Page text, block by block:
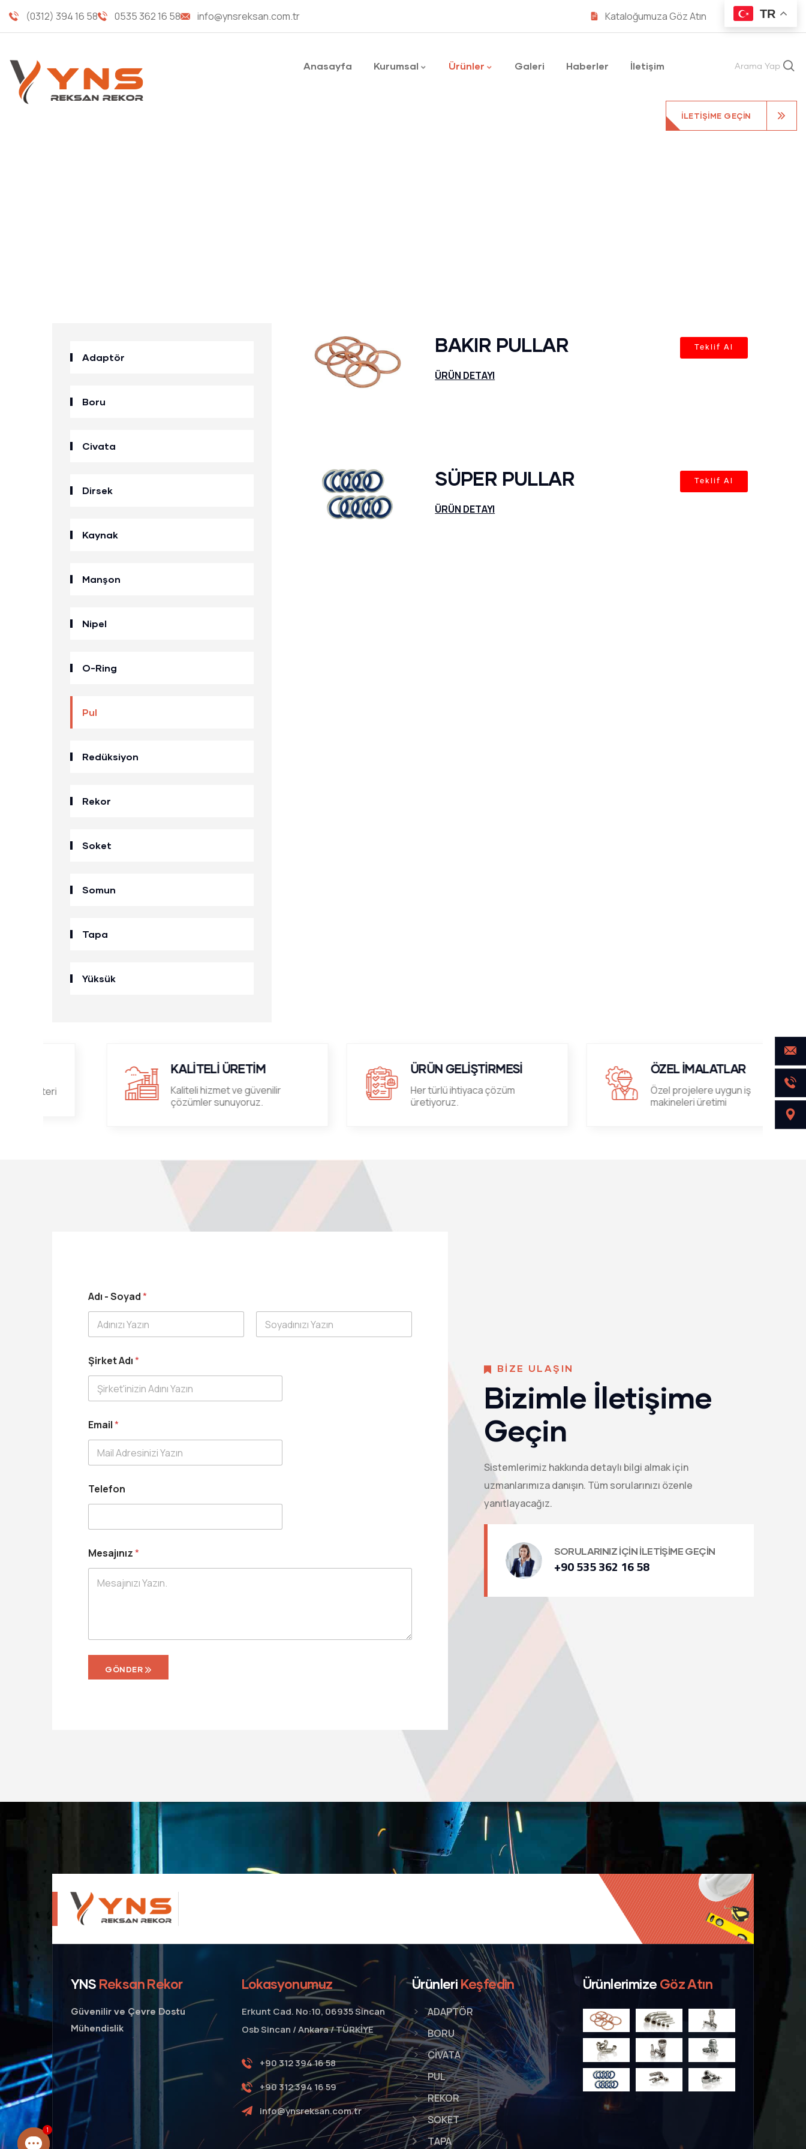
(0312) 394 16 58 0535 362 16 58 info@ynsreksan.com.tr Kataloğumuza Göz Atın TR
Anasayfa Kurumsal Ürünler Galeri Haberler İletişim Arama Yap
İLETIŞIME GEÇIN
Adaptör
Boru
Civata
Dirsek
Kaynak
Manşon
Nipel
O-Ring
Pul
Redüksiyon
Rekor
Soket
Somun
Tapa
Yüksük
BAKIR PULLAR Teklif Al
ÜRÜN DETAYI
SÜPER PULLAR Teklif Al
ÜRÜN DETAYI
KALİTELİ ÜRETİM
Kaliteli hizmet ve güvenilir
çözümler sunuyoruz.
ÜRÜN GELİŞTİRMESİ
Her türlü ihtiyaca çözüm
üretiyoruz.
ÖZEL İMALATLAR
Özel projelere uygun iş
makineleri üretimi
A
d
Ş
r
k
e
Adı - Soyad*
Şirket Adı*
Ş
i
k
t
*
Email*
Telefon
Mesajınız*
GÖNDER
BİZE ULAŞIN
Bizimle İletişime
Geçin
Sistemlerimiz hakkında detaylı bilgi almak için
uzmanlarımıza danışın. Tüm sorularınızı özenle
yanıtlayacağız.
SORULARINIZ İÇİN İLETİŞİME GEÇİN
+90 535 362 16 58
YNS Reksan Rekor
Güvenilir ve Çevre Dostu
Mühendislik
Lokasyonumuz
Erkunt Cad. No:10, 06935 Sincan
Osb Sincan / Ankara / TÜRKİYE
+90 312 394 16 58
+90 312 394 16 59
info@ynsreksan.com.tr
Ürünleri Keşfedin
ADAPTÖR
BORU
CİVATA
PUL
REKOR
SOKET
TAPA
Ürünlerimize Göz Atın
1